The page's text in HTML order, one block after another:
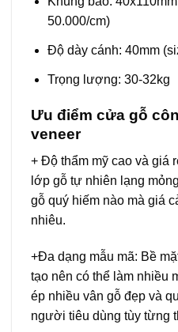
50.000/cm)
Độ dày cánh: 40mm
Trọng lượng: 30-32kg
Ưu điểm cửa gỗ
veneer
+ Độ thẩm mỹ cao và giá
lớp gỗ tự nhiên lạng
gỗ quý hiếm nào mà giá
nhiêu.
+Đa dạng mẫu mã: Bề
tạo nên có thể làm nhiều
ép nhiều vân gỗ đẹp và
người tiêu dùng tùy từng